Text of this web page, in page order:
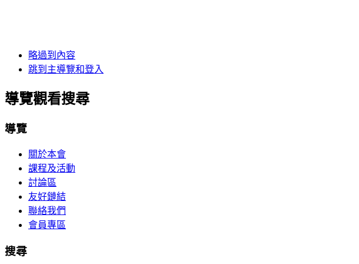
略過到內容
跳到主導覽和登入
導覽觀看搜尋
導覽
關於本會
課程及活動
討論區
友好鏈結
聯絡我們
會員專區
搜尋